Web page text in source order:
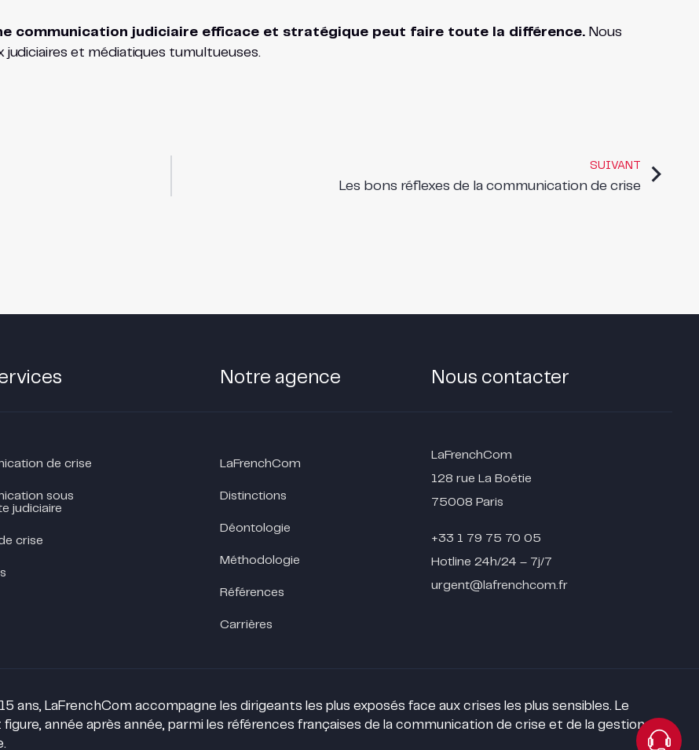
communication judiciaire efficace et stratégique peut faire toute la différence.Nous
judiciaires et médiatiques tumultueuses.
SUIVANT
Les bons réflexes de la communication de crise
de crise
sous
judiciaire
crise
Notre agence
LaFrenchCom
Distinctions
Déontologie
Méthodologie
Références
Carrières
Nous contacter
LaFrenchCom
128 rue La Boétie
75008 Paris
+33 1 79 75 70 05
Hotline 24h/24 – 7j/7
urgent@lafrenchcom.fr
ans, LaFrenchCom accompagne les dirigeants les plus exposés face aux crises les plus sensibles. Le
année après année, parmi les références françaises de la communication de crise et de la gestion